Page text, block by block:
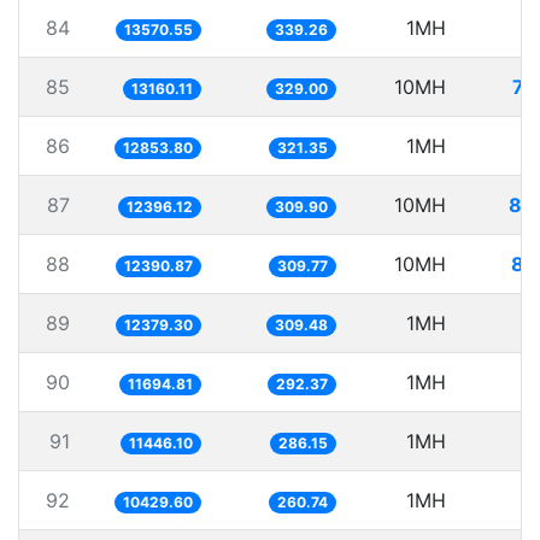
84 13570.55 339.26 1MH
85 13160.11 329.00 10MH
86 12853.80 321.35 1MH
87 12396.12 309.90 10MH
88 12390.87 309.77 10MH
89 12379.30 309.48 1MH
90 11694.81 292.37 1MH
91 11446.10 286.15 1MH
92 10429.60 260.74 1MH